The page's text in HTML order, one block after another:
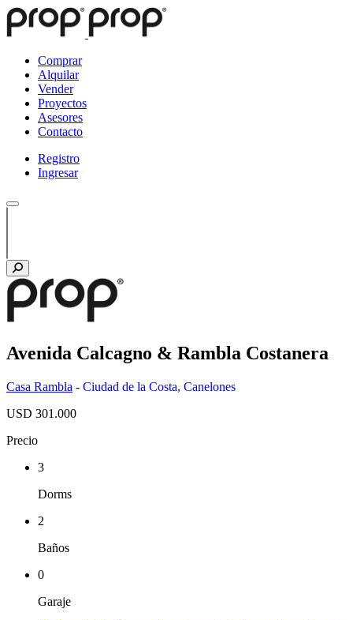
Comprar
Alquilar
Vender
Proyectos
Asesores
Contacto
Registro
Ingresar
Avenida Calcagno & Rambla Costanera
Casa Rambla - Ciudad de la Costa, Canelones
USD 301.000
Precio
3
Dorms
2
Baños
0
Garaje